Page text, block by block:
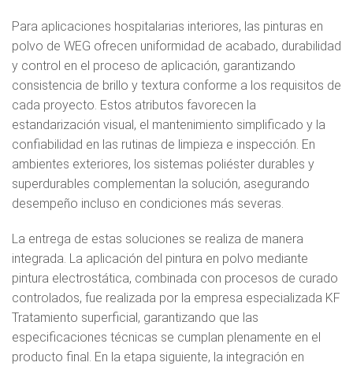
Para aplicaciones hospitalarias interiores, las pinturas en
polvo de WEG ofrecen uniformidad de acabado, durabilidad
y control en el proceso de aplicación, garantizando
consistencia de brillo y textura conforme a los requisitos de
cada proyecto. Estos atributos favorecen la
estandarización visual, el mantenimiento simplificado y la
confiabilidad en las rutinas de limpieza e inspección. En
ambientes exteriores, los sistemas poliéster durables y
superdurables complementan la solución, asegurando
desempeño incluso en condiciones más severas.
La entrega de estas soluciones se realiza de manera
integrada. La aplicación del pintura en polvo mediante
pintura electrostática, combinada con procesos de curado
controlados, fue realizada por la empresa especializada KF
Tratamiento superficial, garantizando que las
especificaciones técnicas se cumplan plenamente en el
producto final. En la etapa siguiente, la integración en